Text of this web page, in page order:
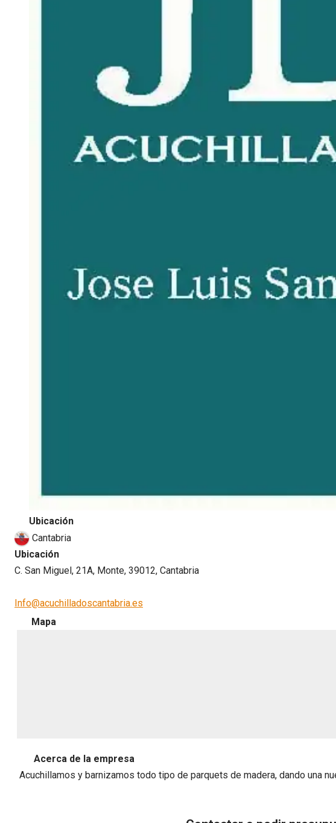
Ubicación
Cantabria
Ubicación
C. San Miguel, 21A, Monte, 39012, Cantabria
Info@acuchilladoscantabria.es
Mapa
Acerca de la empresa
Acuchillamos y barnizamos todo tipo de parquets de madera, dando una